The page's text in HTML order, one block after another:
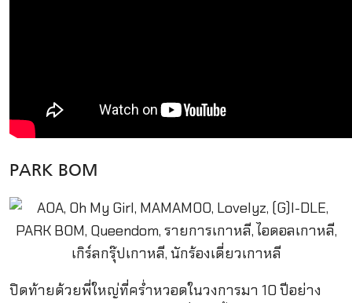
PARK BOM
ปิดท้ายด้วยพี่ใหญ่ที่คร่ำหวอดในวงการมา 10 ปีอย่าง